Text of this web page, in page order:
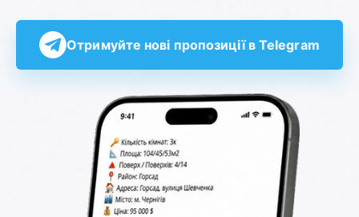
Отримуйте нові пропозиції в Telegram